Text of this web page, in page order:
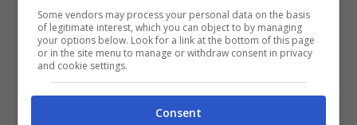
150g di burro
7 barrette di cioccolato al mou
200 g di riso soffiato
praline colorate al cioccolato q.b.
Some vendors may process your personal data on the basis
of legitimate interest, which you can object to by managing
your options below. Look for a link at the bottom of this page
or in the site menu to manage or withdraw consent in privacy
and cookie settings.
Consent